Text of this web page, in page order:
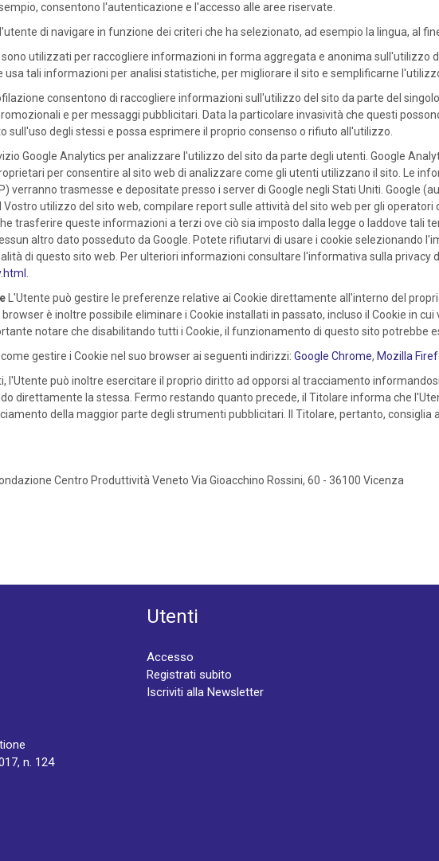
consentono l'autenticazione e l'accesso alle aree riservate.
di navigare in funzione dei criteri che ha selezionato, ad esempio la lingua, al
sono utilizzati per raccogliere informazioni in forma aggregata e anonima
usa tali informazioni per analisi statistiche, per migliorare il sito e semplificarne
consentono di raccogliere informazioni sull'utilizzo del sito da parte del
e per messaggi pubblicitari. Data la particolare invasività che questi
degli stessi e possa esprimere il proprio consenso o rifiuto all'utilizzo.
Google Analytics per analizzare l'utilizzo del sito da parte degli utenti. Google
per consentire al sito web di analizzare come gli utenti utilizzano il sito. Le
verranno trasmesse e depositate presso i server di Google negli Stati Uniti.
utilizzo del sito web, compilare report sulle attività del sito web per gli
trasferire queste informazioni a terzi ove ciò sia imposto dalla legge o laddove tali
altro dato posseduto da Google. Potete rifiutarvi di usare i cookie selezionando
di questo sito web. Per ulteriori informazioni consultare l'informativa sulla privacy
L'Utente può gestire le preferenze relative ai Cookie direttamente all'interno del
è inoltre possibile eliminare i Cookie installati in passato, incluso il Cookie in
notare che disabilitando tutti i Cookie, il funzionamento di questo sito potrebbe
gestire i Cookie nel suo browser ai seguenti indirizzi: Google Chrome, Mozilla
l'Utente può inoltre esercitare il proprio diritto ad opporsi al tracciamento
direttamente la stessa. Fermo restando quanto precede, il Titolare informa che
della maggior parte degli strumenti pubblicitari. Il Titolare, pertanto,
Centro Produttività Veneto Via Gioacchino Rossini, 60 - 36100 Vicenza
n. 124
Utenti
Accesso
Registrati subito
Iscriviti alla Newsletter